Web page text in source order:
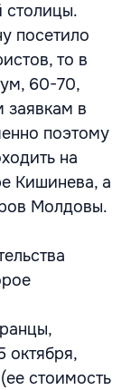
столицы.
посетило
то в
60-70,
заявкам в
поэтому
на
Кишинева, а
Молдовы.
октября,
стоимость